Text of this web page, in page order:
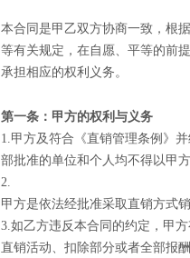
本合同是甲乙双方协商一致，根
等有关规定，在自愿、平等的前
承担相应的权利义务。
第一条：甲方的权利与义务
1.甲方及符合《直销管理条例》
部批准的单位和个人均不得以甲
2.
甲方是依法经批准采取直销方式
3.如乙方违反本合同的约定，甲
直销活动、扣除部分或者全部报